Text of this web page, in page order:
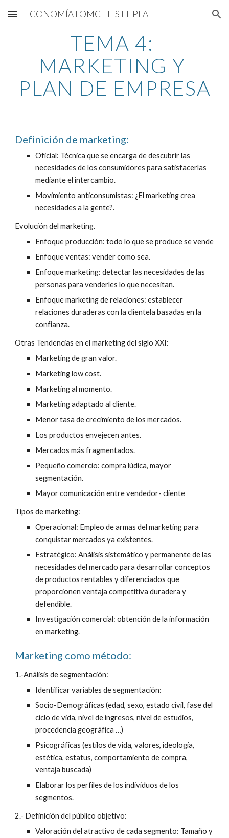
Skip to main content Skip to navigation
ECONOMÍA LOMCE IES EL PLA
TEMA 4:
MARKETING Y
PLAN DE EMPRESA
Definición de marketing:
Oficial: Técnica que se encarga de descubrir las
necesidades de los consumidores para satisfacerlas
mediante el intercambio.
Movimiento anticonsumistas: ¿El marketing crea
necesidades a la gente?.
Evolución del marketing.
Enfoque producción: todo lo que se produce se vende
Enfoque ventas: vender como sea.
Enfoque marketing: detectar las necesidades de las
personas para venderles lo que necesitan.
Enfoque marketing de relaciones: establecer
relaciones duraderas con la clientela basadas en la
confianza.
Otras Tendencias en el marketing del siglo XXI:
Marketing de gran valor.
Marketing low cost.
Marketing al momento.
Marketing adaptado al cliente.
Menor tasa de crecimiento de los mercados.
Los productos envejecen antes.
Mercados más fragmentados.
Pequeño comercio: compra lúdica, mayor
segmentación.
Mayor comunicación entre vendedor- cliente
Tipos de marketing:
Operacional: Empleo de armas del marketing para
conquistar mercados ya existentes.
Estratégico: Análisis sistemático y permanente de las
necesidades del mercado para desarrollar conceptos
de productos rentables y diferenciados que
proporcionen ventaja competitiva duradera y
defendible.
Investigación comercial: obtención de la información
en marketing.
Marketing como método:
1.-Análisis de segmentación:
Identificar variables de segmentación:
Socio-Demográficas (edad, sexo, estado civil, fase del
ciclo de vida, nivel de ingresos, nivel de estudios,
procedencia geográfica …)
Psicográficas (estilos de vida, valores, ideología,
estética, estatus, comportamiento de compra,
ventaja buscada)
Elaborar los perfiles de los individuos de los
segmentos.
2.- Definición del público objetivo:
Valoración del atractivo de cada segmento: Tamaño y